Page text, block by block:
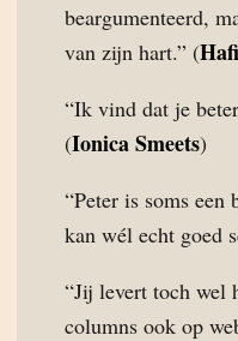
beargumenteerd,
van zijn hart.” (
“Ik vind dat je
(Ionica Smeets)
“Peter is soms een
kan wél echt goed
“Jij levert toch wel
columns ook op